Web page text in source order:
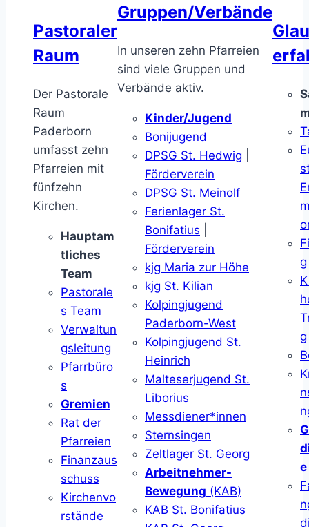
Pastoraler
Raum
Der Pastorale
Raum
Paderborn
umfasst zehn
Pfarreien mit
fünfzehn
Kirchen.
Hauptam
tliches
Team
Pastorale
s Team
Verwaltun
gsleitung
Pfarrbüro
s
Gremien
Rat der
Pfarreien
Finanzaus
schuss
Kirchenvo
rstände
Gruppen/Verbände
In unseren zehn Pfarreien
sind viele Gruppen und
Verbände aktiv.
Kinder/Jugend
Bonijugend
DPSG St. Hedwig
Förderverein
DPSG St. Meinolf
Ferienlager St.
Bonifatius
Förderverein
kjg Maria zur Höhe
kjg St. Kilian
Kolpingjugend
Paderborn-West
Kolpingjugend St.
Heinrich
Malteserjugend St.
Liborius
Messdiener*innen
Sternsingen
Zeltlager St. Georg
Arbeitnehmer-
Bewegung (KAB)
KAB St. Bonifatius
g
g
e